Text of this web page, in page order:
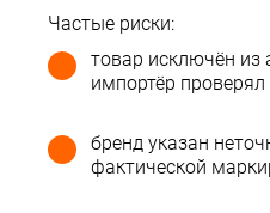
Частые риски:
товар исключён из
импортёр
бренд указан
фактической